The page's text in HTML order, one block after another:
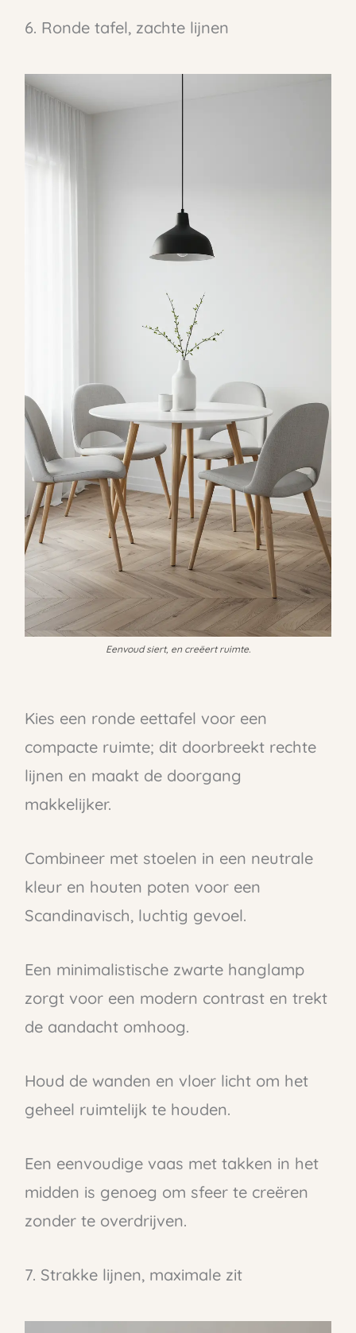
6. Ronde tafel, zachte lijnen
Eenvoud siert, en creëert ruimte.
Kies een ronde eettafel voor een
compacte ruimte; dit doorbreekt rechte
lijnen en maakt de doorgang
makkelijker.
Combineer met stoelen in een neutrale
kleur en houten poten voor een
Scandinavisch, luchtig gevoel.
Een minimalistische zwarte hanglamp
zorgt voor een modern contrast en trekt
de aandacht omhoog.
Houd de wanden en vloer licht om het
geheel ruimtelijk te houden.
Een eenvoudige vaas met takken in het
midden is genoeg om sfeer te creëren
zonder te overdrijven.
7. Strakke lijnen, maximale zit